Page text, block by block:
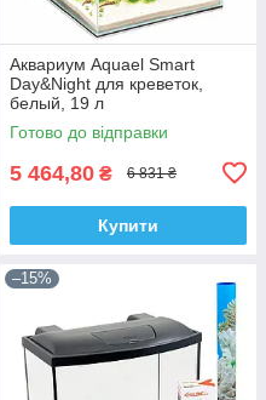
Аквариум Aquael Smart
Day&Night для креветок,
белый, 19 л
Готово до відправки
5 464,80 ₴ 6 831 ₴
Купити
–15%